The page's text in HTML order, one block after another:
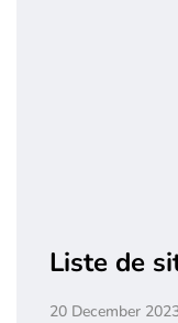
Liste de
20 December